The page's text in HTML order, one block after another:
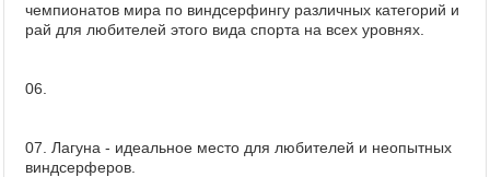
чемпионатов мира по виндсерфингу различных категорий и
рай для любителей этого вида спорта на всех уровнях.
06.
07. Лагуна - идеальное место для любителей и неопытных
виндсерферов.